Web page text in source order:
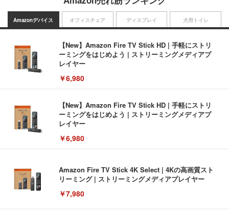
Amazonデバイス
【New】Amazon Fire TV Stick HD | 手軽にストリ
ーミングをはじめよう | ストリーミングメディアプ
レイヤー
￥6,980
【New】Amazon Fire TV Stick HD | 手軽にストリ
ーミングをはじめよう | ストリーミングメディアプ
レイヤー
￥6,980
Amazon Fire TV Stick 4K Select | 4Kの高画質スト
リーミング | ストリーミングメディアプレイヤー
￥7,980
オフィスチェア ディスプレイ 犬用トイレ